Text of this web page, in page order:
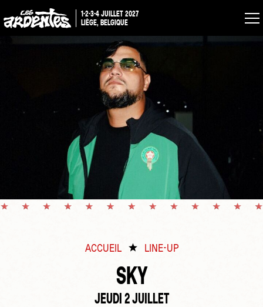
1-2-3-4 JUILLET 2027
LIÈGE, BELGIQUE
ACCUEIL LINE-UP
SKY
JEUDI 2 JUILLET